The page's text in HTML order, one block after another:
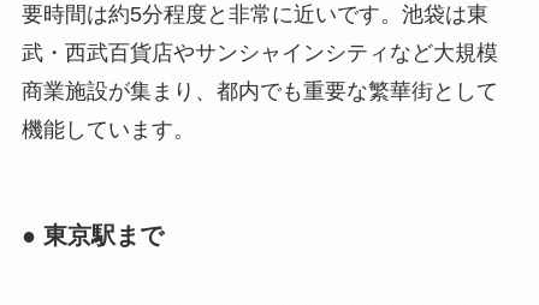
要時間は約5分程度と非常に近いです。池袋は東
武・西武百貨店やサンシャインシティなど大規模
商業施設が集まり、都内でも重要な繁華街として
機能しています。
● 東京駅まで